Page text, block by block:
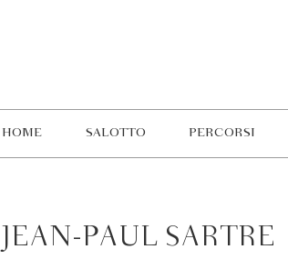
HOME SALOTTO PERCORSI
JEAN-PAUL SARTRE